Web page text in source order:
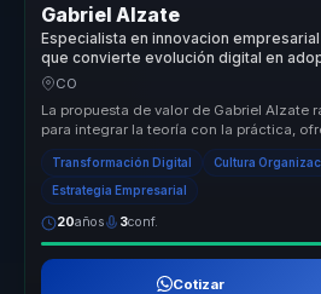
Gabriel Alzate
Especialista en innovacion
que convierte evolución digital en
ventaja competitiva para empresas.
CO
La propuesta de valor de Gabriel Alzate
para integrar la teoría con la práctica,
digitales q...
Transformación Digital Cultura
Estrategia Empresarial
20años 3conf.
Cotizar